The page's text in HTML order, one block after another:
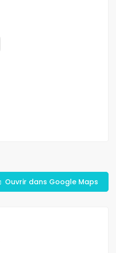
Ouvrir dans Google Maps